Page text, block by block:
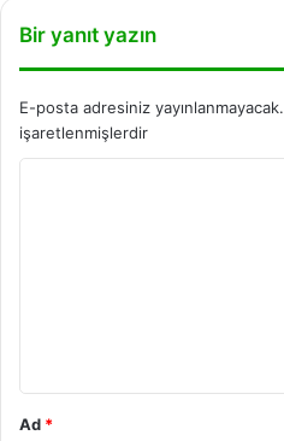
Bir yanıt yazın
E-posta adresiniz yayınlanmayacak.
işaretlenmişlerdir
Ad *